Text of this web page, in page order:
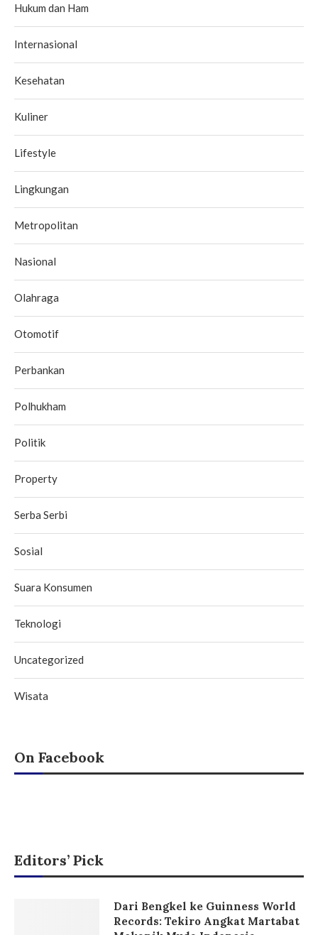
Hukum dan Ham
Internasional
Kesehatan
Kuliner
Lifestyle
Lingkungan
Metropolitan
Nasional
Olahraga
Otomotif
Perbankan
Polhukham
Politik
Property
Serba Serbi
Sosial
Suara Konsumen
Teknologi
Uncategorized
Wisata
On Facebook
Editors’ Pick
Dari Bengkel ke Guinness World
Records: Tekiro Angkat Martabat